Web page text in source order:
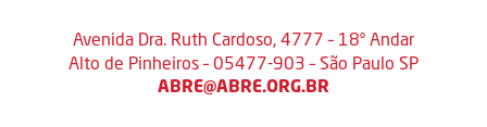
Avenida Dra. Ruth Cardoso, 4777 – 18º Andar
Alto de Pinheiros – 05477-903 – São Paulo SP
ABRE@ABRE.ORG.BR